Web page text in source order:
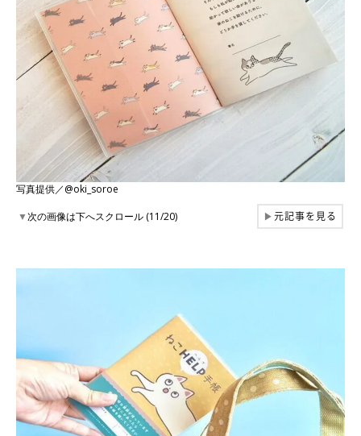
写真提供／@oki_soroe
▼次の画像は下へスクロール (11/20) ▶元記事を見る